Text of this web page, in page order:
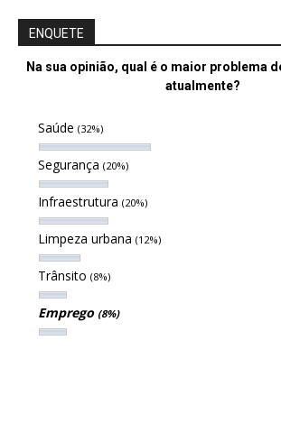
ENQUETE
Na sua opinião, qual é o maior problema
atualmente?
Saúde (32%)
Segurança (20%)
Infraestrutura (20%)
Limpeza urbana (12%)
Trânsito (8%)
Emprego (8%)